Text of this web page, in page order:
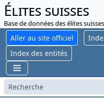
Élites suisses
Base de données des élites suisses
Aller au site officiel
Index des entités